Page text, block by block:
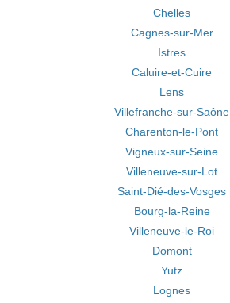
Chelles
Cagnes-sur-Mer
Istres
Caluire-et-Cuire
Lens
Villefranche-sur-Saône
Charenton-le-Pont
Vigneux-sur-Seine
Villeneuve-sur-Lot
Saint-Dié-des-Vosges
Bourg-la-Reine
Villeneuve-le-Roi
Domont
Yutz
Lognes